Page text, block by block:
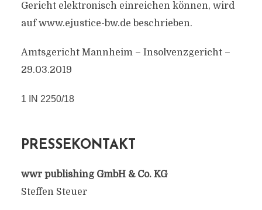
Gericht elektronisch einreichen können, wird
auf www.ejustice-bw.de beschrieben.
Amtsgericht Mannheim – Insolvenzgericht –
29.03.2019
1 IN 2250/18
PRESSEKONTAKT
wwr publishing GmbH & Co. KG
Steffen Steuer